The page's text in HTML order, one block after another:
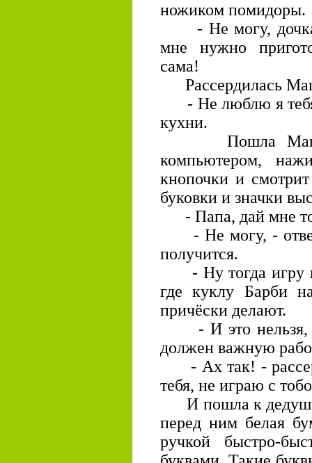
ножиком помидоры.
- Не могу, дочка,
мне нужно
сама!
Рассердилась
- Не люблю я
кухни.
Пошла Маша
компьютером,
кнопочки и
буковки и значки
- Папа, дай мне
- Не могу, -
получится.
- Ну тогда игру
где куклу Барби
причёски делают.
- И это нельзя, -
должен важную
- Ах так! -
тебя, не играю с
И пошла к
перед ним белая
ручкой быстро-